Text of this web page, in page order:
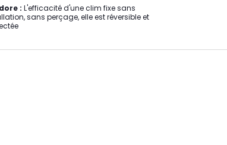
: L'efficacité d'une clim fixe sans
sans perçage, elle est réversible et